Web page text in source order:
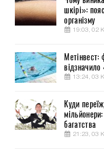
шкірі»:
організму
19:03, 02
Метінвест:
відзначило
13:24, 03
Куди
багатства
21:23, 03